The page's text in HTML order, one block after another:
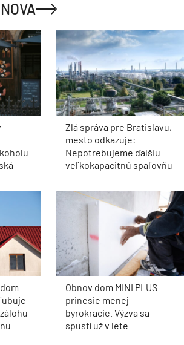
Zlá správa pre Bratislavu,
mesto odkazuje:
Nepotrebujeme ďalšiu
veľkokapacitnú spaľovňu
Obnov dom MINI PLUS
prinesie menej
byrokracie. Výzva sa
spustí už v lete